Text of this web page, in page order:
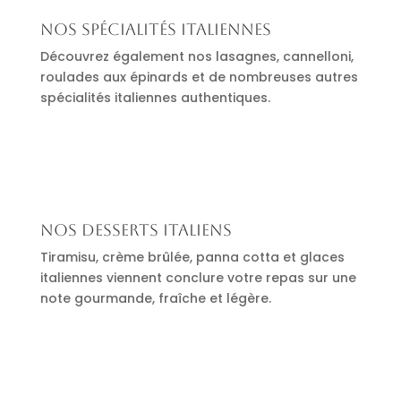
Nos spécialités italiennes
Découvrez également nos lasagnes, cannelloni,
roulades aux épinards et de nombreuses autres
spécialités italiennes authentiques.
Nos desserts italiens
Tiramisu, crème brûlée, panna cotta et glaces
italiennes viennent conclure votre repas sur une
note gourmande, fraîche et légère.